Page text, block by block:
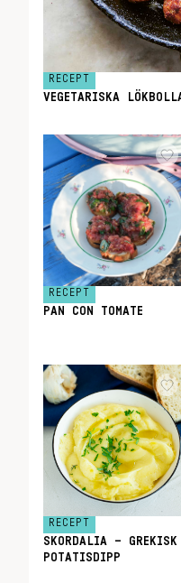
RECEPT
VEGETARISKA
RECEPT
PAN CON TOMATE
RECEPT
SKORDALIA – GREKISK
POTATISDIPP